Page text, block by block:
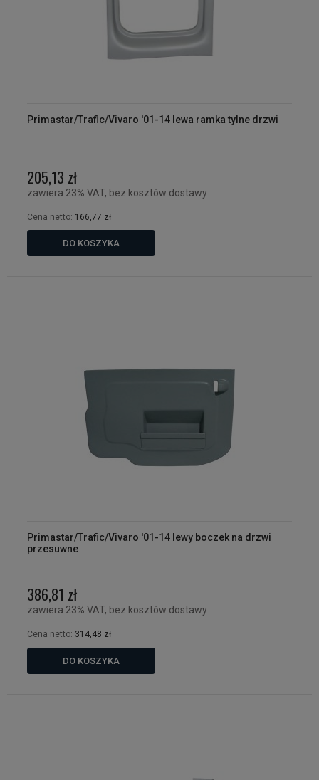
Primastar/Trafic/Vivaro '01-14 lewa ramka tylne drzwi
205,13 zł
zawiera 23% VAT, bez kosztów dostawy
Cena netto: 166,77 zł
DO KOSZYKA
Primastar/Trafic/Vivaro '01-14 lewy boczek na drzwi
przesuwne
386,81 zł
zawiera 23% VAT, bez kosztów dostawy
Cena netto: 314,48 zł
DO KOSZYKA